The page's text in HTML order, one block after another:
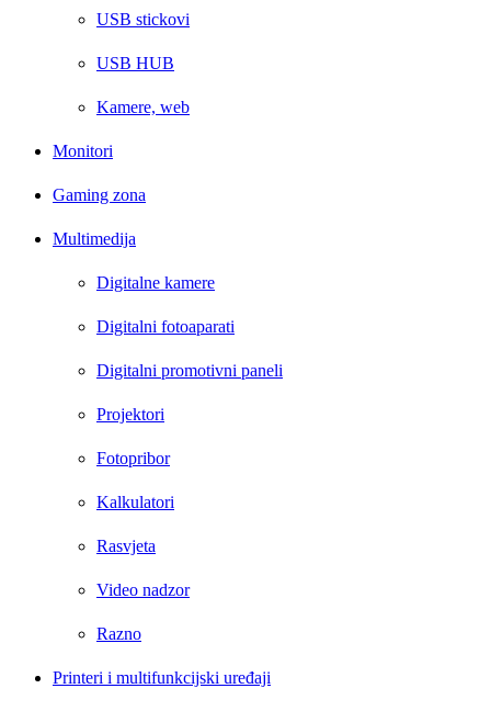
USB stickovi
USB HUB
Kamere, web
Monitori
Gaming zona
Multimedija
Digitalne kamere
Digitalni fotoaparati
Digitalni promotivni paneli
Projektori
Fotopribor
Kalkulatori
Rasvjeta
Video nadzor
Razno
Printeri i multifunkcijski uređaji